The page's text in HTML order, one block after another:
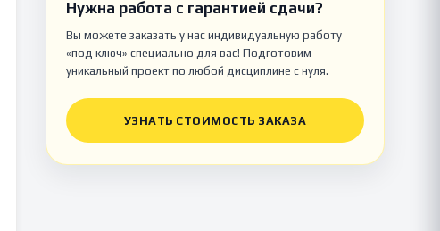
Нужна работа с гарантией сдачи?
Вы можете заказать у нас индивидуальную работу
«под ключ» специально для вас! Подготовим
уникальный проект по любой дисциплине с нуля.
УЗНАТЬ СТОИМОСТЬ ЗАКАЗА